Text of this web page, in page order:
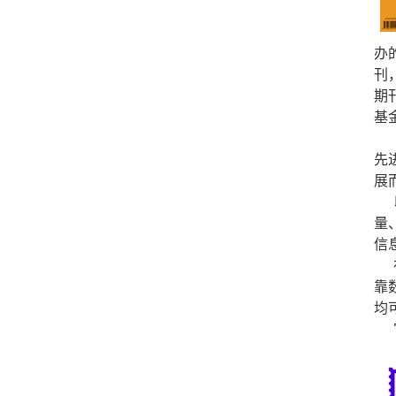
办
刊
期
基
先
展
量
信
靠
均